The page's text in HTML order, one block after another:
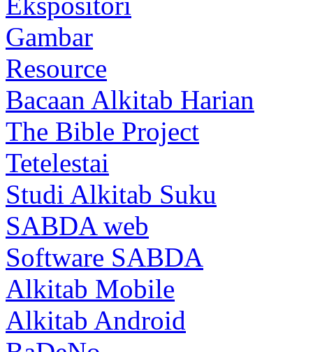
Gambar
Resource
Bacaan Alkitab Harian
The Bible Project
Tetelestai
Studi Alkitab Suku
SABDA web
Software SABDA
Alkitab Mobile
Alkitab Android